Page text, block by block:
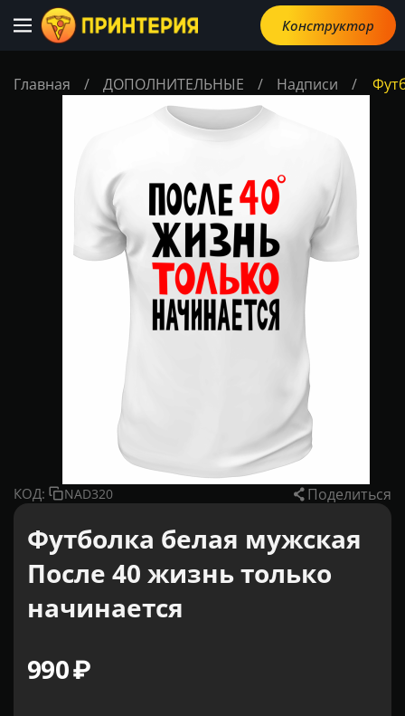
Конструктор
Главная / ДОПОЛНИТЕЛЬНЫЕ / Надписи /
КОД: NAD320 Поделиться
Футболка белая мужская
После 40 жизнь только
начинается
‍990‍₽